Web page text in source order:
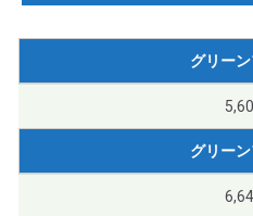
グリー
グリー